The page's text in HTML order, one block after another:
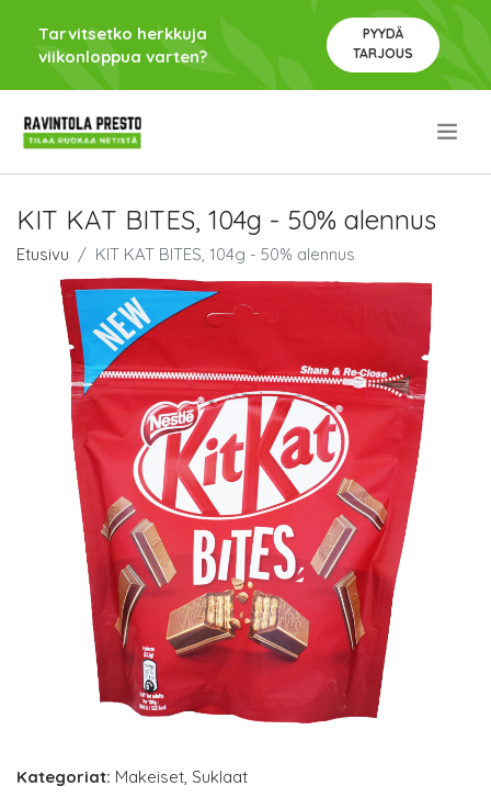
Tarvitsetko herkkuja
viikonloppua varten?
PYYDÄ
TARJOUS
KIT KAT BITES, 104g - 50% alennus
Etusivu KIT KAT BITES, 104g - 50% alennus
Kategoriat: Makeiset, Suklaat